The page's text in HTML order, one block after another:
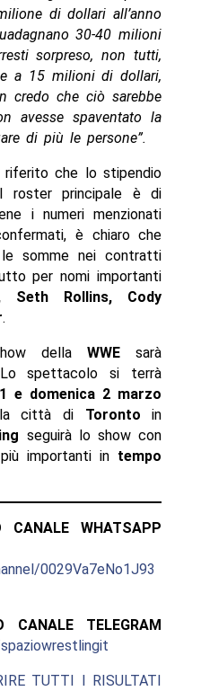
di dollari all’anno
30-40 milioni
sorpreso, non tutti,
a 15 milioni di dollari,
credo che ciò sarebbe
avesse spaventato la
di più le persone”.
riferito che lo stipendio
roster principale è di
i numeri menzionati
è chiaro che
somme nei contratti
per nomi importanti
Seth Rollins, Cody
.
dellaWWE sarà
spettacolo si terrà
e domenica 2 marzo
città di Toronto in
seguirà lo show con
importanti in tempo
CANALE WHATSAPP
0029Va7eNo1J93
CANALE TELEGRAM
TUTTI I RISULTATI